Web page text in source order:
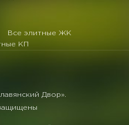
Все элитные ЖК
КП
Двор».